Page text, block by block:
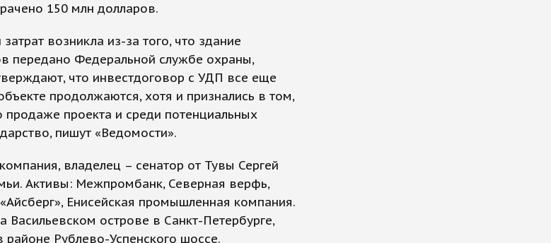
150 млн долларов.
возникла из-за того, что здание
передано Федеральной службе охраны,
что инвестдоговор с УДП все еще
продолжаются, хотя и признались в том,
продаже проекта и среди потенциальных
пишут «Ведомости».
владелец – сенатор от Тувы Сергей
Активы: Межпромбанк, Северная верфь,
Енисейская промышленная компания.
Васильевском острове в Санкт-Петербурге,
районе Рублево-Успенского шоссе.